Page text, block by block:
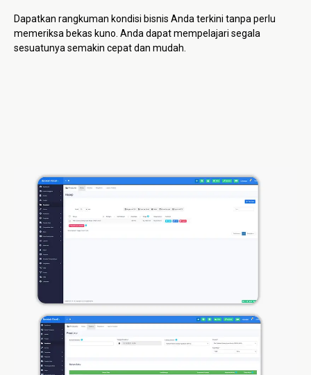
Dapatkan rangkuman kondisi bisnis Anda terkini tanpa perlu
memeriksa bekas kuno. Anda dapat mempelajari segala
sesuatunya semakin cepat dan mudah.